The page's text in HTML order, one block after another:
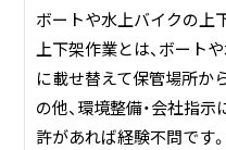
います。
業務内容は、
1.船舶及び主要機械、マリ
2.船舶艤装・整備。
3.FRP修理・加工・施工。
ボートや水上バイクの上
上下架作業とは、ボート
に載せ替えて保管場所
の他、環境整備・会社指
許があれば経験不問です。